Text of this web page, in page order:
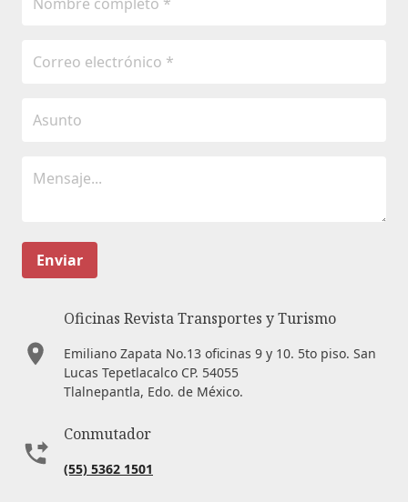
Enviar
Oficinas Revista Transportes y Turismo
Emiliano Zapata No.13 oficinas 9 y 10. 5to piso. San
Lucas Tepetlacalco CP. 54055
Tlalnepantla, Edo. de México.
Conmutador
(55) 5362 1501